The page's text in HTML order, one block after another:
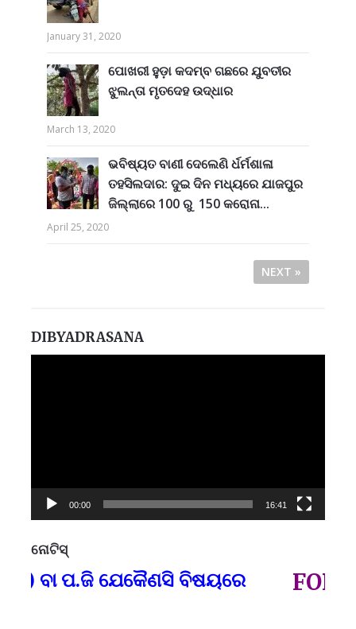
January 31, 2020
ପୋଖରୀ ହୁଡ଼ା କଦମ୍ବ ଗଛରେ ଯୁବତୀର
ଝୁଲନ୍ତା ମୃତଦେହ ଉଦ୍ଧାର
March 13, 2020
ଭବିଷ୍ୟତ ବାଣୀ ଦେଲେଣି ର୍ଧର୍ମଶାଳା
ତହସିଲଦାର: ଦୁଇ ଦିନ ମଧ୍ୟରେ ଯାଜପୁର
ଜିଲ୍ଲାରେ 100 ରୁ 150 କରୋନା...
April 25, 2020
NEXT »
DIBYADRASANA
00:00 16:41
ନୋଟିସ୍
ବା ପ.ଜି ଯେକୈଣସି ବିଷୟରେ FOR